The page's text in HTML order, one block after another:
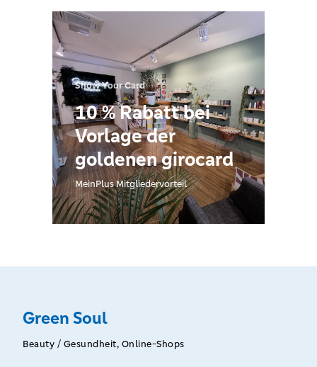
Show Your Card
10 % Rabatt bei
Vorlage der
goldenen girocard
MeinPlus Mitgliedervorteil
Green Soul
Beauty / Gesundheit, Online-Shops